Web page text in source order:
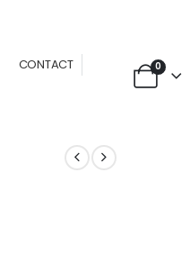
CONTACT 0